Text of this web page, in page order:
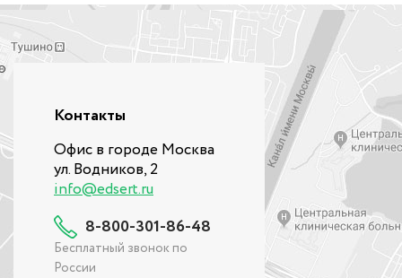
Контакты
Офис в городе Москва
ул. Водников, 2
info@edsert.ru
8-800-301-86-48
Бесплатный звонок по
России